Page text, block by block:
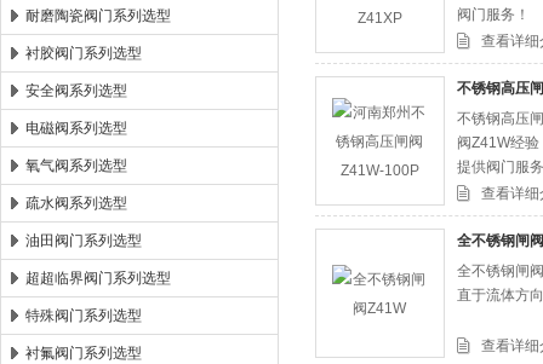
耐磨陶瓷阀门系列选型
衬胶阀门系列选型
安全阀系列选型
电磁阀系列选型
氧气阀系列选型
疏水阀系列选型
油田阀门系列选型
超超临界阀门系列选型
特殊阀门系列选型
衬氟阀门系列选型
阀门服务！
查看详细
不锈钢高压
不锈钢高压
阀Z41W经
提供阀门服
查看详细
全不锈钢闸
全不锈钢闸
直于流体方
查看详细